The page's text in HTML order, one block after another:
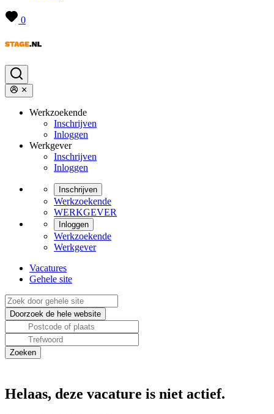
0
Werkzoekende
Inschrijven
Inloggen
Werkgever
Inschrijven
Inloggen
Inschrijven
Werkzoekende
WERKGEVER
Inloggen
Werkzoekende
Werkgever
Vacatures
Gehele site
Helaas, deze vacature is niet actief.